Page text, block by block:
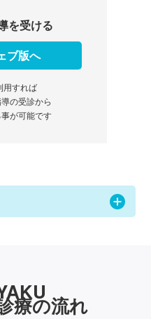
を受ける
ブ版へ
用すれば
の受診から
が可能です
療の流れ